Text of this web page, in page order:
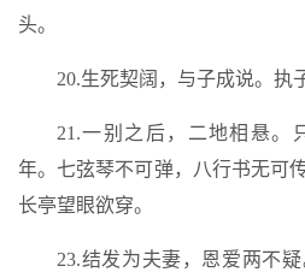
头。
20.生死契阔，与子成说。执
21.一别之后，二地相悬。
年。七弦琴不可弹，八行书无可
长亭望眼欲穿。
23.结发为夫妻，恩爱两不